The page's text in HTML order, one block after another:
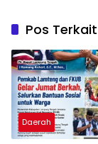
Pos Terkait
Daerah